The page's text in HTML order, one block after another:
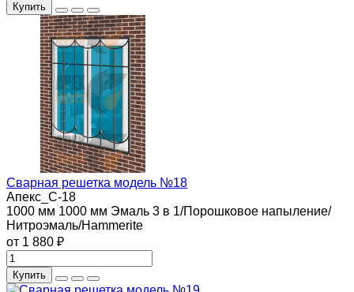
Купить
Сварная решетка модель №18
Апекс_С-18
1000 мм 1000 мм Эмаль 3 в 1/Порошковое напыление/
Нитроэмаль/Hammerite
от 1 880 ₽
Купить